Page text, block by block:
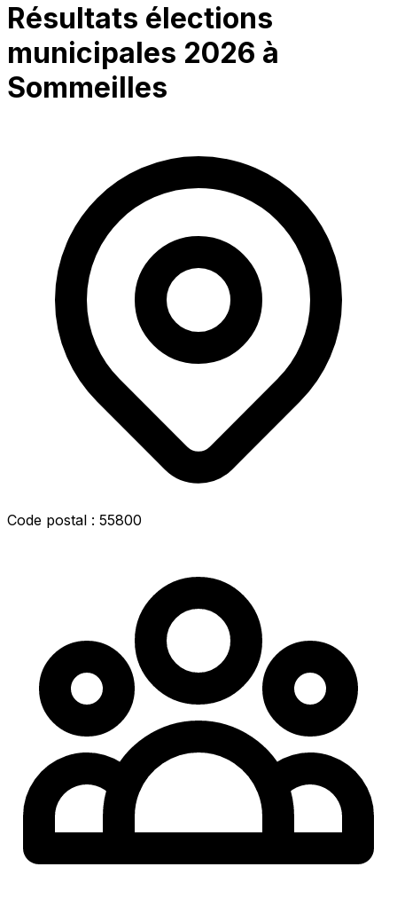
Résultats élections
municipales 2026 à
Sommeilles
Code postal : 55800